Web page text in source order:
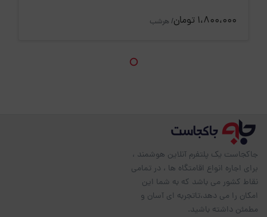
1،800،000 تومان / هرشب
جاکجاست یک پلتفرم آنلاین هوشمند ،
برای اجاره انواع اقامتگاه ها ، در تمامی
نقاط کشور می باشد که به شما این
امکان را می دهد،تاتجربه ای آسان و
مطمئن داشته باشید.